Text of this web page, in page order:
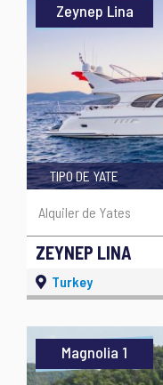
Zeynep Lina
ZEYNEP LINA
TIPO DE YATE
Alquiler de Yates
Turkey
Magnolia 1